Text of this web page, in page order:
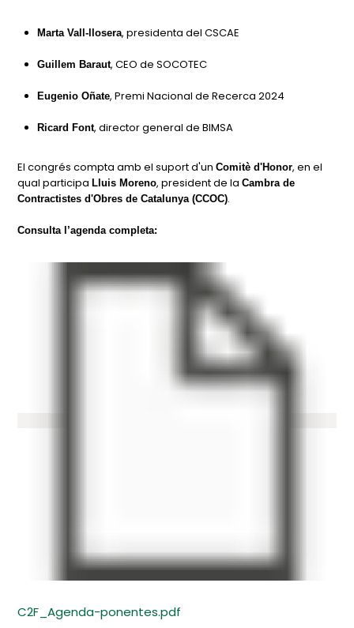
Marta Vall-llosera, presidenta del CSCAE
Guillem Baraut, CEO de SOCOTEC
Eugenio Oñate, Premi Nacional de Recerca 2024
Ricard Font, director general de BIMSA
El congrés compta amb el suport d'unComitè d'Honor, en el
qual participaLluis Moreno, president de laCambra de
Contractistes d'Obres de Catalunya (CCOC).
Consulta l’agenda completa:
C2F_Agenda-ponentes.pdf